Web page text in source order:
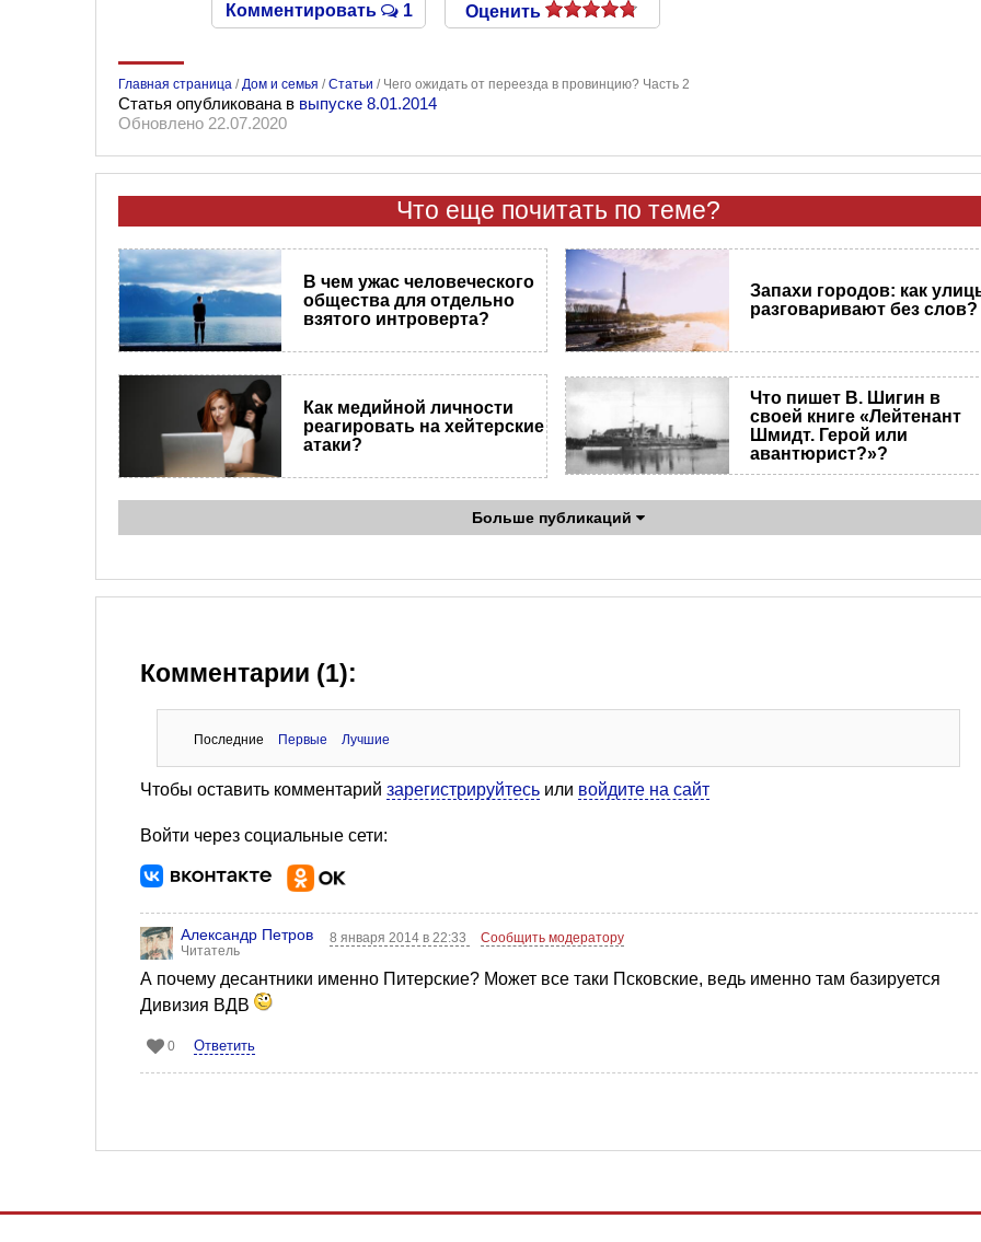
Комментировать 1 Оценить
Главная страница /Дом и семья /Статьи / Чего ожидать от переезда в провинцию? Часть 2
Статья опубликована в выпуске 8.01.2014
Обновлено 22.07.2020
Что еще почитать по теме?
В чем ужас человеческого
общества для отдельно
взятого интроверта?
Запахи городов: как
разговаривают без слов?
Как медийной личности
реагировать на хейтерские
атаки?
Что пишет В. Шигин в
своей книге «Лейтенант
Шмидт. Герой или
авантюрист?»?
Больше публикаций
Комментарии (1):
Последние Первые Лучшие
Чтобы оставить комментарий зарегистрируйтесь или войдите на сайт
Войти через социальные сети:
Александр Петров
Читатель
8 января 2014 в 22:33 Сообщить модератору
А почему десантники именно Питерские? Может все таки Псковские, ведь именно там базируется
Дивизия ВДВ
0 Ответить